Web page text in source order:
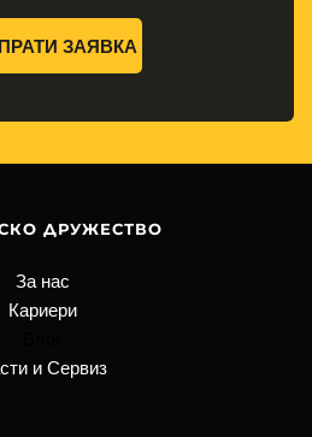
ЗАЯВКА
ДРУЖЕСТВО
За нас
Кариери
и Сервиз